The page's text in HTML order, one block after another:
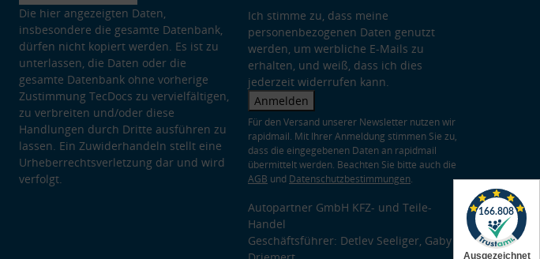
Die hier angezeigten Daten,
insbesondere die gesamte Datenbank,
dürfen nicht kopiert werden. Es ist zu
unterlassen, die Daten oder die
gesamte Datenbank ohne vorherige
Zustimmung TecDocs zu vervielfältigen,
zu verbreiten und/oder diese
Handlungen durch Dritte ausführen zu
lassen. Ein Zuwiderhandeln stellt eine
Urheberrechtsverletzung dar und wird
verfolgt.
Ich stimme zu, dass meine
personenbezogenen Daten genutzt
werden, um werbliche E-Mails zu
erhalten, und weiß, dass ich dies
jederzeit widerrufen kann.
Anmelden
Für den Versand unserer Newsletter nutzen wir
rapidmail. Mit Ihrer Anmeldung stimmen Sie zu,
dass die eingegebenen Daten an rapidmail
übermittelt werden. Beachten Sie bitte auch die
AGB und Datenschutzbestimmungen.
Autopartner GmbH KFZ- und Teile-
Handel
Geschäftsführer: Detlev Seeliger, Gaby